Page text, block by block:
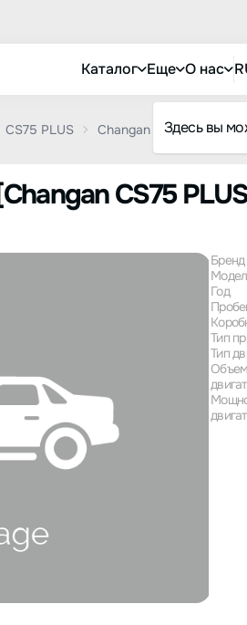
Каталог Еще О нас
Здесь вы
CS75 PLUS Changan CS75 PLUS
CS75
Бренд
Год
Тип
Тип
Объем